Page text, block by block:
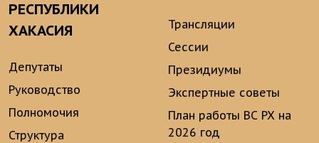
РЕСПУБЛИКИ
ХАКАСИЯ
Депутаты
Руководство
Полномочия
Структура
Трансляции
Сессии
Президиумы
Экспертные советы
План работы ВС РХ на
2026 год